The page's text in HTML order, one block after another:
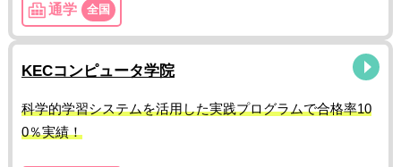
通学 全国
KECコンピュータ学院
科学的学習システムを活用した実践プログラムで合格率10
0％実績！